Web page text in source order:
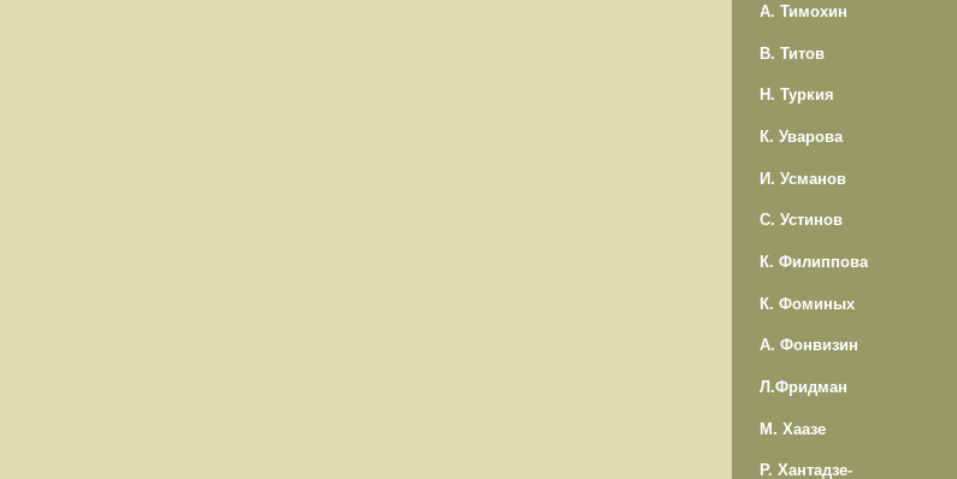
А. Тимохин
В. Титов
Н. Туркия
К. Уварова
И. Усманов
С. Устинов
К. Филиппова
К. Фоминых
А. Фонвизин
Л.Фридман
М. Хаазе
Р. Хантадзе-